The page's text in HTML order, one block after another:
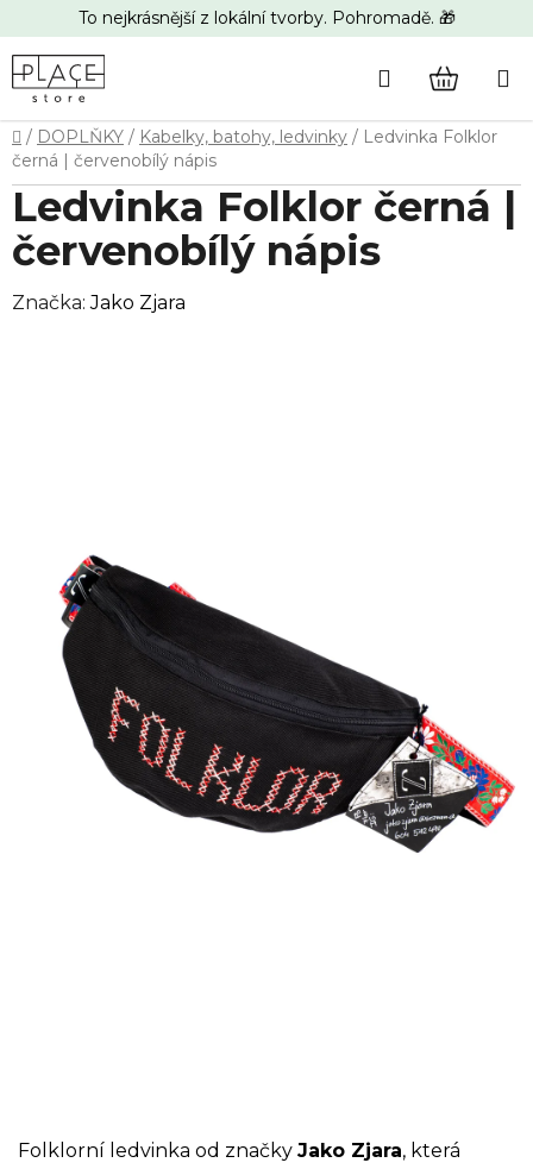
na
obsah
To nejkrásnější z lokální tvorby. Pohromadě. 🎁
Hledat
KOŠÍK
Domů
/ DOPLŇKY / Kabelky, batohy, ledvinky / Ledvinka Folklor
černá | červenobílý nápis
Folklorní ledvinka od značky Jako Zjara, která
Ledvinka Folklor černá |
červenobílý nápis
Značka:Jako Zjara